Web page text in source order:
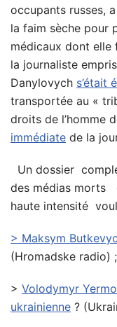
occupants russes,
la faim sèche pour
médicaux dont elle
la journaliste
Danylovych s’était
transportée au «
droits de l’homme
immédiate de la
Un dossier
des médias morts
haute intensité
> Maksym
(Hromadske radio) ;
> Volodymyr
ukrainienne ?